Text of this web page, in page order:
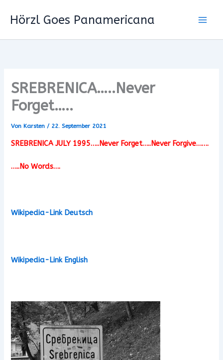
InhaltHörzl Goes Panamericana
SREBRENICA…..Never
Forget…..
Von Karsten/ 22. September 2021
SREBRENICA JULY 1995…..Never Forget…..Never Forgive…….
…..No Words….
Wikipedia-Link Deutsch
Wikipedia-Link English